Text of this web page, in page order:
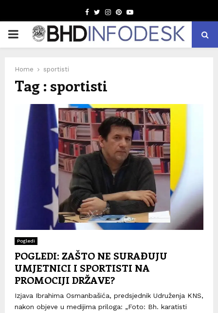
Facebook
TwitterInstagram
Pinterest
Youtube
PRIMARY
Home sportisti
Tag : sportisti
Pogledi
POGLEDI: ZAŠTO NE SURAĐUJU
UMJETNICI I SPORTISTI NA
PROMOCIJI DRŽAVE?
Izjava Ibrahima Osmanbašića, predsjednik Udruženja KNS,
nakon objeve u medijima priloga: „Foto: Bh. karatisti